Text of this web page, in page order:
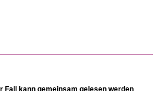
Fall kann gemeinsam gelesen werden